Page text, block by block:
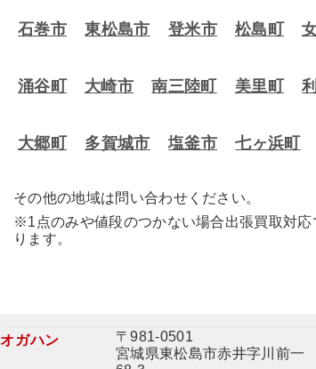
石巻市 東松島市 登米市 松島町
涌谷町 大崎市 南三陸町 美里町
大郷町 多賀城市 塩釜市 七ヶ浜町
その他の地域は問い合わせください。
※1点のみや値段のつかない場合出張買取対応
ります。
オガハン
〒981-0501
宮城県東松島市赤井字川前一